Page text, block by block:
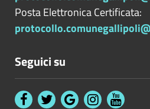
Posta Elettronica Certificata:
Seguici su